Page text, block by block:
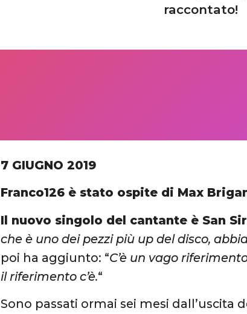
raccontato!
7 GIUGNO 2019
Franco126 è stato ospite di Max
Il nuovo singolo del cantante è San
che è uno dei pezzi più up del disco,
poi ha aggiunto: “C’è un vago
il riferimento c’è.“
Sono passati ormai sei mesi dall’uscita